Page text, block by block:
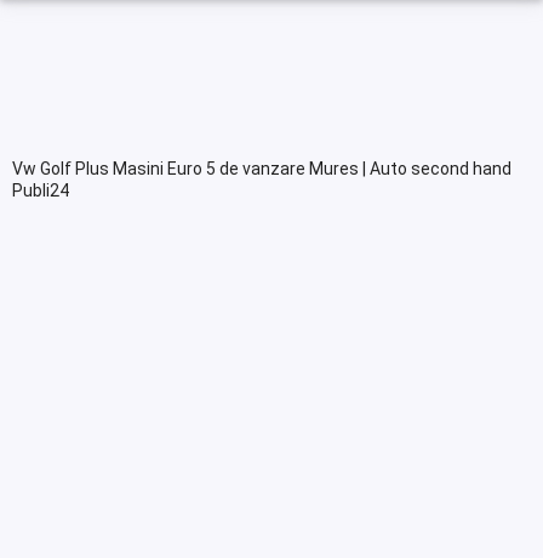
Vw Golf Plus Masini Euro 5 de vanzare Mures | Auto second hand
Publi24